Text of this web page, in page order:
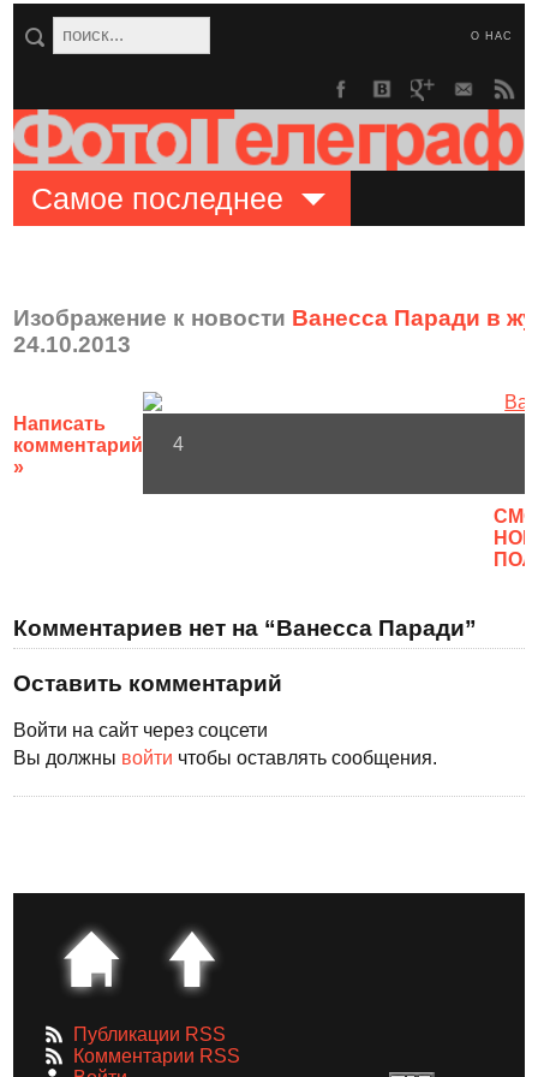
О НАС
Самое последнее
Изображение к новости Ванесса Паради в
24.10.2013
Написать
комментарий
»
4
Комментариев нет на “Ванесса Паради”
Оставить комментарий
Войти на сайт через соцсети
Вы должны войти чтобы оставлять сообщения.
Публикации RSS
Комментарии RSS